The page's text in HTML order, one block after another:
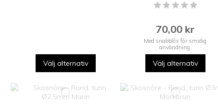
Välj alternativ
70,00 kr
Med snabblås för smidig
användning.
Välj alternativ